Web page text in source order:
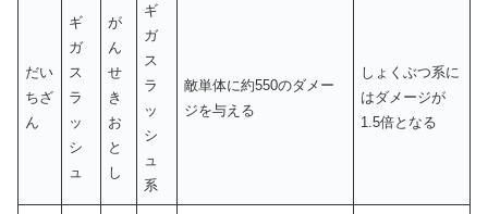
だい
ちざ
ん
ギ
ガ
ス
ラ
ッ
シ
ュ
が
ん
せ
き
お
と
し
ギ
ガ
ス
ラ
ッ
シ
ュ
系
敵単体に約550のダメー
ジを与える
しょくぶつ系に
はダメージが
1.5倍となる